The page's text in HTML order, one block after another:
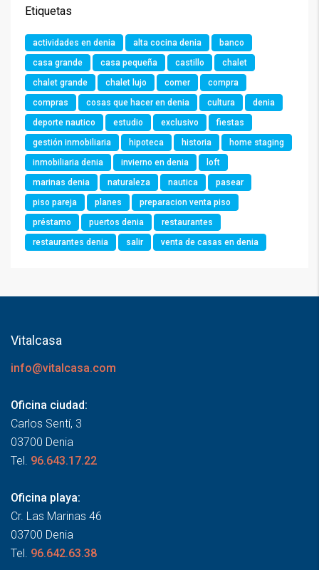
Etiquetas
actividades en denia alta cocina denia
banco
casa grande
casa pequeña castillo
chalet
chalet grande
chalet lujo comer
compra
compras
cosas que hacer en denia cultura
denia
deporte nautico
estudio exclusivo
fiestas
gestión inmobiliaria
hipoteca historia
home staging
inmobiliaria denia
invierno en denia
loft
marinas denia
naturaleza nautica
pasear
piso pareja
planes
preparacion venta piso
préstamo
puertos denia
restaurantes
restaurantes denia
salir venta de casas en denia
Vitalcasa
info@vitalcasa.com
Oficina ciudad:
Carlos Sentí, 3
03700 Denia
Tel. 96.643.17.22
Oficina playa:
Cr. Las Marinas 46
03700 Denia
Tel. 96.642.63.38